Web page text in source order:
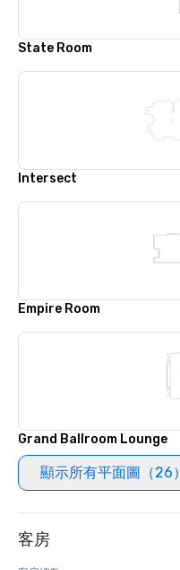
State Room
Intersect
Empire Room
Grand Ballroom Lounge
顯示所有平面圖（26）
客房